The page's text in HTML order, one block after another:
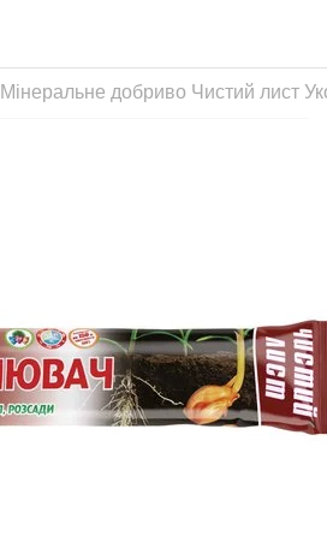
Мінеральне добриво Чистий лист